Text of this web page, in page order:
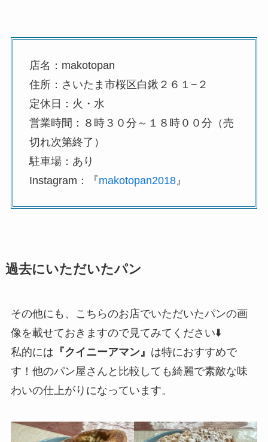
店名：makotopan
住所：さいたま市桜区白鍬２６１−２
定休日：火・水
営業時間：８時３０分～１８時００分（売
切れ次第終了）
駐車場：あり
Instagram：『makotopan2018』
過去にいただいたパン
その他にも、こちらのお店でいただいたパンの画
像を載せておきますので見てみてください⬇️
私的には 『クイニーアマン』 は特におすすめで
す！他のパン屋さんと比較しても綺麗で素敵な味
わいの仕上がりになっています。